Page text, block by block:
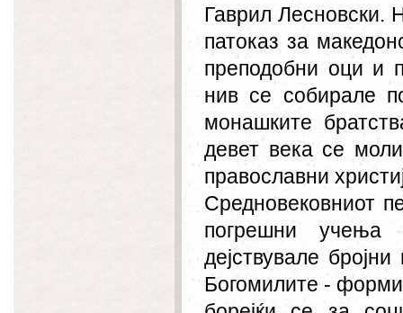
Гаврил Лесновски.
патоказ за
преподобни оци и
нив се собирале
монашките
девет века се
православни
Средновековниот
погрешни учења
дејствувале
Богомилите -